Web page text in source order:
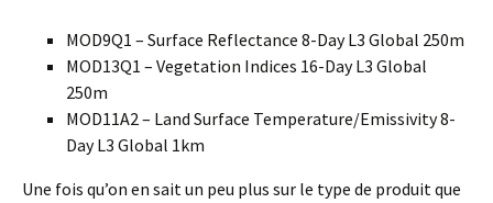
MOD9Q1 – Surface Reflectance 8-Day L3 Global 250m
MOD13Q1 – Vegetation Indices 16-Day L3 Global
250m
MOD11A2 – Land Surface Temperature/Emissivity 8-
Day L3 Global 1km
Une fois qu’on en sait un peu plus sur le type de produit que